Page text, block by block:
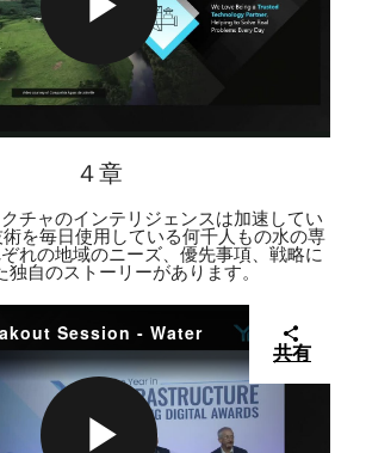
E
O
Y
V
I
D
P
L
A
Y
４章
チャのインテリジェンスは加速してい
を毎日使用している何千人もの水の専
れの地域のニーズ、優先事項、戦略に
独自のストーリーがあります。
Session - Water
共有